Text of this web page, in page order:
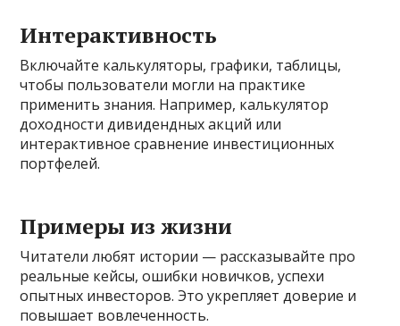
Интерактивность
Включайте калькуляторы, графики, таблицы,
чтобы пользователи могли на практике
применить знания. Например, калькулятор
доходности дивидендных акций или
интерактивное сравнение инвестиционных
портфелей.
Примеры из жизни
Читатели любят истории — рассказывайте про
реальные кейсы, ошибки новичков, успехи
опытных инвесторов. Это укрепляет доверие и
повышает вовлеченность.